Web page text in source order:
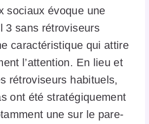
sociaux évoque une
3 sans rétroviseurs
caractéristique qui attire
l’attention. En lieu et
rétroviseurs habituels,
ont été stratégiquement
une sur le pare-